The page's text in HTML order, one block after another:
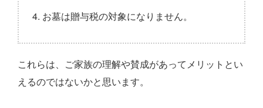
お墓は贈与税の対象になりません。
これらは、ご家族の理解や賛成があってメリットとい
えるのではないかと思います。